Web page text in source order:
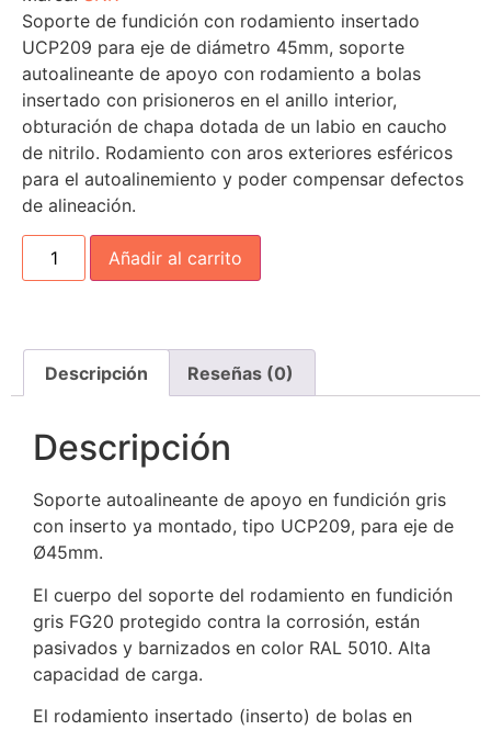
Soporte de fundición con rodamiento insertado
UCP209 para eje de diámetro 45mm, soporte
autoalineante de apoyo con rodamiento a bolas
insertado con prisioneros en el anillo interior,
obturación de chapa dotada de un labio en caucho
de nitrilo. Rodamiento con aros exteriores esféricos
para el autoalinemiento y poder compensar defectos
de alineación.
Añadir al carrito
Descripción Reseñas (0)
Descripción
Soporte autoalineante de apoyo en fundición gris
con inserto ya montado, tipo UCP209, para eje de
Ø45mm.
El cuerpo del soporte del rodamiento en fundición
gris FG20 protegido contra la corrosión, están
pasivados y barnizados en color RAL 5010. Alta
capacidad de carga.
El rodamiento insertado (inserto) de bolas en